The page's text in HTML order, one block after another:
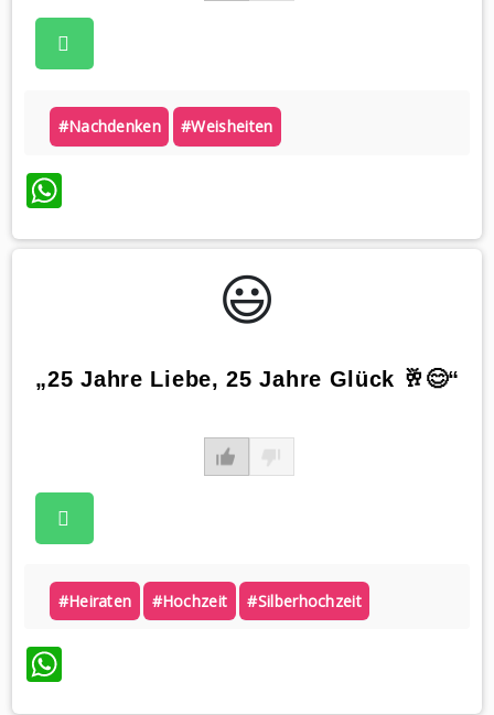
#nachdenken #weisheiten
WhatsApp
😃️
„25 Jahre Liebe, 25 Jahre Glück 🥂😊“
#heiraten #hochzeit #silberhochzeit
WhatsApp